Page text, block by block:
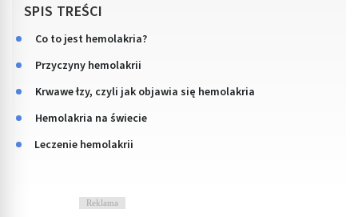
SPIS TREŚCI
Co to jest hemolakria?
Przyczyny hemolakrii
Krwawe łzy, czyli jak objawia się hemolakria
Hemolakria na świecie
Leczenie hemolakrii
Reklama